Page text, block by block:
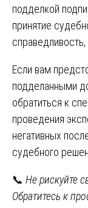
подделкой
принятие
Если вам
подделанными
обратиться к
проведения
негативных
судебного
📞 Не рискуйте
Обратитесь к